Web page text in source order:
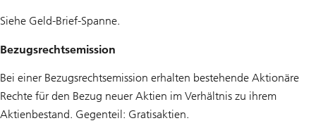
Siehe Geld-Brief-Spanne.
Bezugsrechtsemission
Bei einer Bezugsrechtsemission erhalten bestehende Aktionäre
Rechte für den Bezug neuer Aktien im Verhältnis zu ihrem
Aktienbestand. Gegenteil: Gratisaktien.